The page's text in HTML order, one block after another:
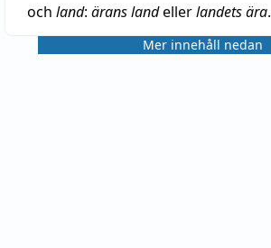
och land: ärans landellerlandets ära.
Mer innehåll nedan